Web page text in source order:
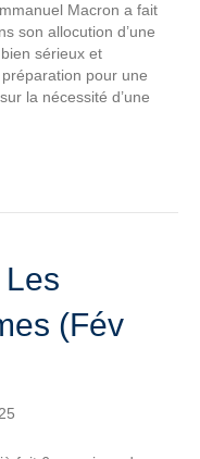
Macron a fait
son allocution d’une
sérieux et
pour une
la nécessité d’une
(Fév